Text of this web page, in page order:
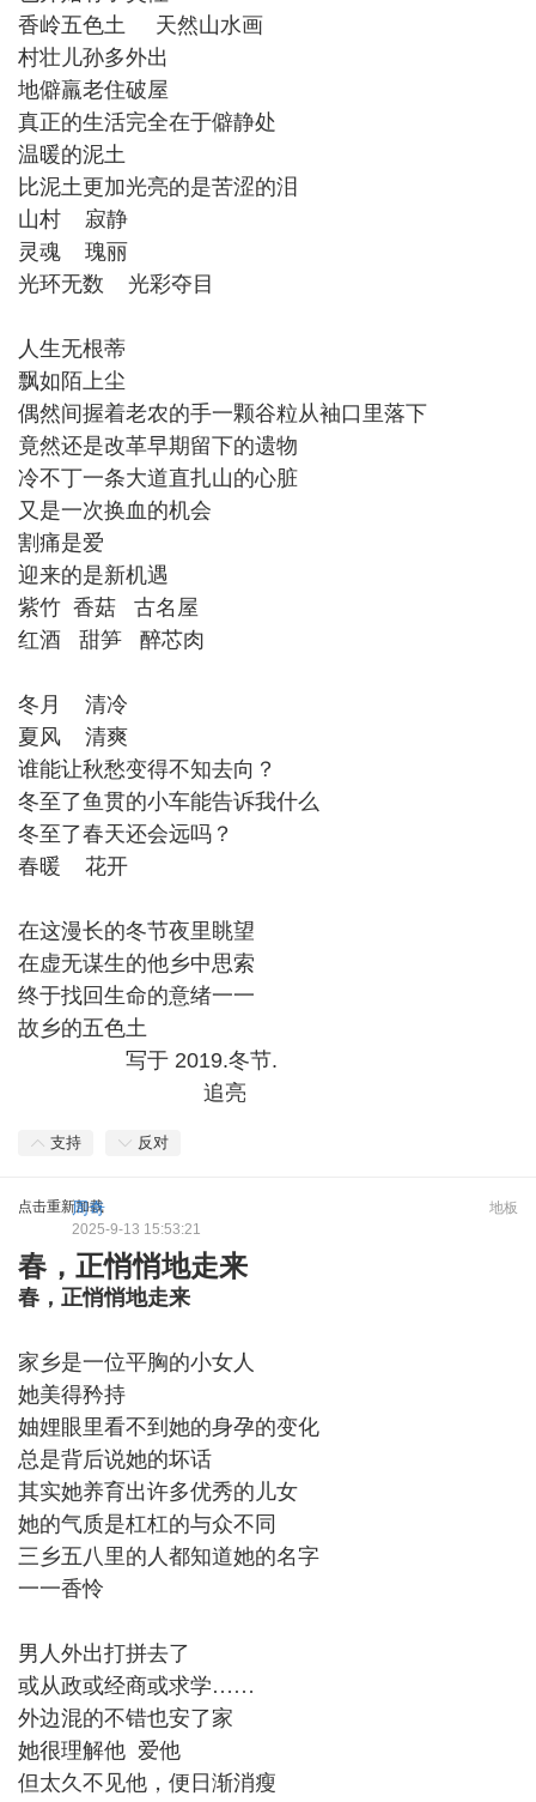
香岭五色土 天然山水画
村壮儿孙多外出
地僻羸老住破屋
真正的生活完全在于僻静处
温暖的泥土
比泥土更加光亮的是苦涩的泪
山村 寂静
灵魂 瑰丽
光环无数 光彩夺目
人生无根蒂
飘如陌上尘
偶然间握着老农的手一颗谷粒从袖口里落下
竟然还是改革早期留下的遗物
冷不丁一条大道直扎山的心脏
又是一次换血的机会
割痛是爱
迎来的是新机遇
紫竹 香菇 古名屋
红酒 甜笋 醉芯肉
冬月 清冷
夏风 清爽
谁能让秋愁变得不知去向？
冬至了鱼贯的小车能告诉我什么
冬至了春天还会远吗？
春暖 花开
在这漫长的冬节夜里眺望
在虚无谋生的他乡中思索
终于找回生命的意绪一一
故乡的五色土
写于 2019.冬节.
追亮
支持 反对
点击重新加载 地板
周奇
2025-9-13 15:53:21
春，正悄悄地走来
春，正悄悄地走来
家乡是一位平胸的小女人
她美得矜持
妯娌眼里看不到她的身孕的变化
总是背后说她的坏话
其实她养育出许多优秀的儿女
她的气质是杠杠的与众不同
三乡五八里的人都知道她的名字
一一香怜
男人外出打拼去了
或从政或经商或求学……
外边混的不错也安了家
她很理解他 爱他
但太久不见他，便日渐消瘦